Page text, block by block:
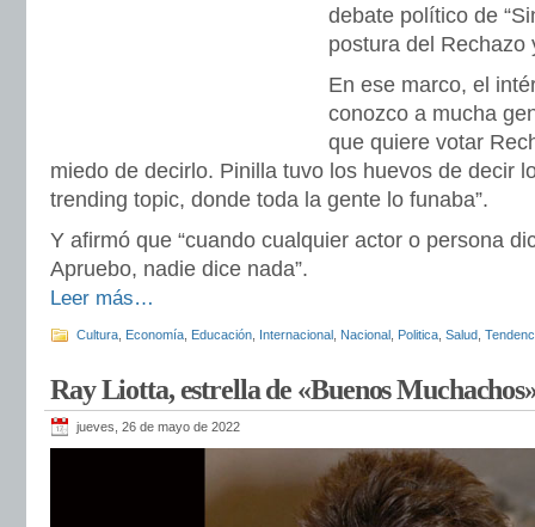
debate político de
postura del Rechazo
En ese marco, el
conozco a mucha
que quiere votar
miedo de decirlo. Pinilla tuvo los huevos de decir
trending topic, donde toda la gente lo funaba”.
Y afirmó que “cuando cualquier actor o persona
Apruebo, nadie dice nada”.
Leer más…
Cultura Economía Educación Internacional Nacional Politica Salud
Ray Liotta, estrella de «Buenos
jueves, 26 de mayo de 2022